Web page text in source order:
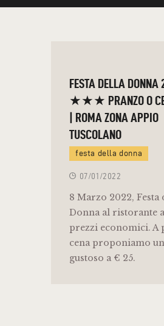
FESTA DELLA DONNA
★★★ PRANZO O
| ROMA ZONA APPIO
TUSCOLANO
festa della donna
07/01/2022
8 Marzo 2022, Festa
Donna al ristorante
prezzi economici. A
cena proponiamo
gustoso a € 25.